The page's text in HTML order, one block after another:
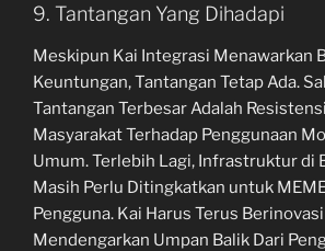
9. Tantangan Yang Dihadapi
Meskipun Kai Integrasi Menawarkan
Keuntungan, Tantangan Tetap Ada.
Tantangan Terbesar Adalah
Masyarakat Terhadap Penggunaan
Umum. Terlebih Lagi, Infrastruktur di
Masih Perlu Ditingkatkan untuk
Pengguna. Kai Harus Terus
Mendengarkan Umpan Balik Dari